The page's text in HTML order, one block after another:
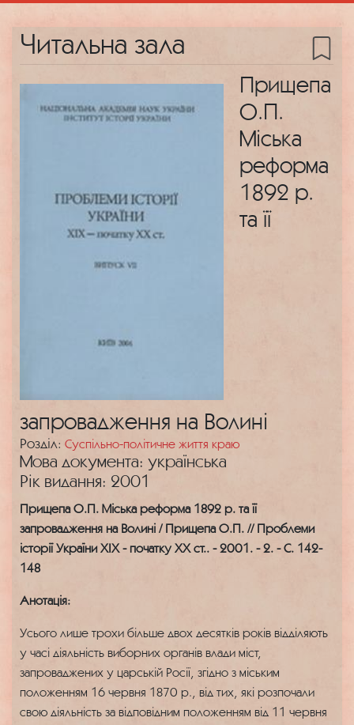
Читальна зала
Прищепа
О.П.
Міська
реформа
1892 р.
та її
запровадження на Волині
Розділ: Суспільно-політичне життя краю
Мова документа: українська
Рік видання: 2001
Прищепа О.П. Міська реформа 1892 р. та її
запровадження на Волині / Прищепа О.П. // Проблеми
історії України ХІХ - початку ХХ ст.. - 2001. - 2. - С. 142-
148
Анотація:
Усього лише трохи більше двох десятків років відділяють
у часі діяльність виборних органів влади міст,
запроваджених у царській Росії, згідно з міським
положенням 16 червня 1870 р., від тих, які розпочали
свою діяльність за відповідним положенням від 11 червня